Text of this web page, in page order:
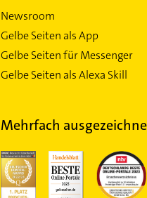
Newsroom
Gelbe Seiten als App
Gelbe Seiten für Messenger
Gelbe Seiten als Alexa Skill
Mehrfach